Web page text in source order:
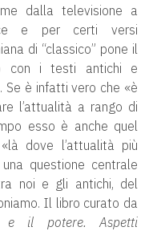
dalla televisione a
e per certi versi
di “classico” pone il
con i testi antichi e
Se è infatti vero che «è
l’attualità a rango di
esso è anche quel
dove l’attualità più
questione centrale
noi e gli antichi, del
Il libro curato da
e il potere. Aspetti